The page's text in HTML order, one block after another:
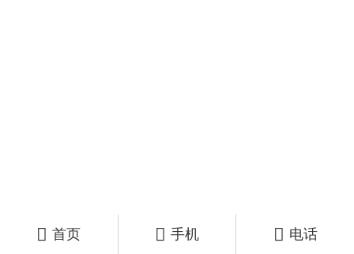
 首页  手机  电话